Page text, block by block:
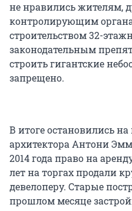
не нравились жителям,
контролирующим
строительством 32-
законодательным
строить гигантские
запрещено.
В итоге остановились
архитектора Антони
2014 года право на
лет на торгах продали
девелоперу. Старые
прошлом месяце